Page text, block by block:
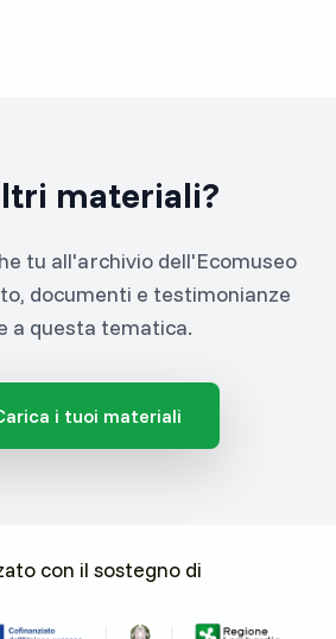
materiali?
tu all'archivio dell'Ecomuseo
documenti e testimonianze
a questa tematica.
i tuoi materiali
con il sostegno di